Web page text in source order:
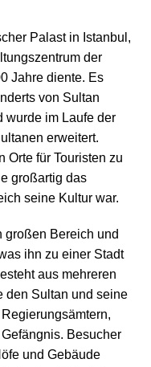
Palast in Istanbul,
der
Jahre diente. Es
von Sultan
wurde im Laufe der
erweitert.
Orte für Touristen zu
großartig das
seine Kultur war.
großen Bereich und
ihn zu einer Stadt
aus mehreren
den Sultan und seine
Besucher
und Gebäude